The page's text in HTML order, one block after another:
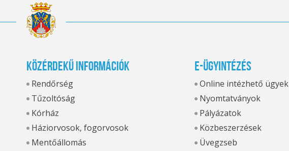
Közérdekű információk
Rendőrség
Tűzoltóság
Kórház
Háziorvosok, fogorvosok
Mentőállomás
E-ügyintézés
Online intézhető ügyek
Nyomtatványok
Pályázatok
Közbeszerzések
Üvegzseb